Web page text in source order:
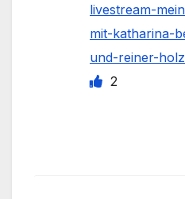
livestream-
mit-katharina-
und-reiner-
2